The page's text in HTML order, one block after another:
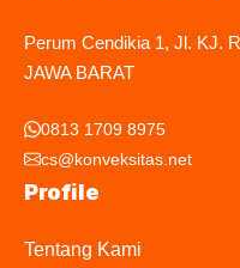
Perum Cendikia 1, Jl. KJ.
JAWA BARAT
0813 1709 8975
cs@konveksitas.net
Profile
Tentang Kami